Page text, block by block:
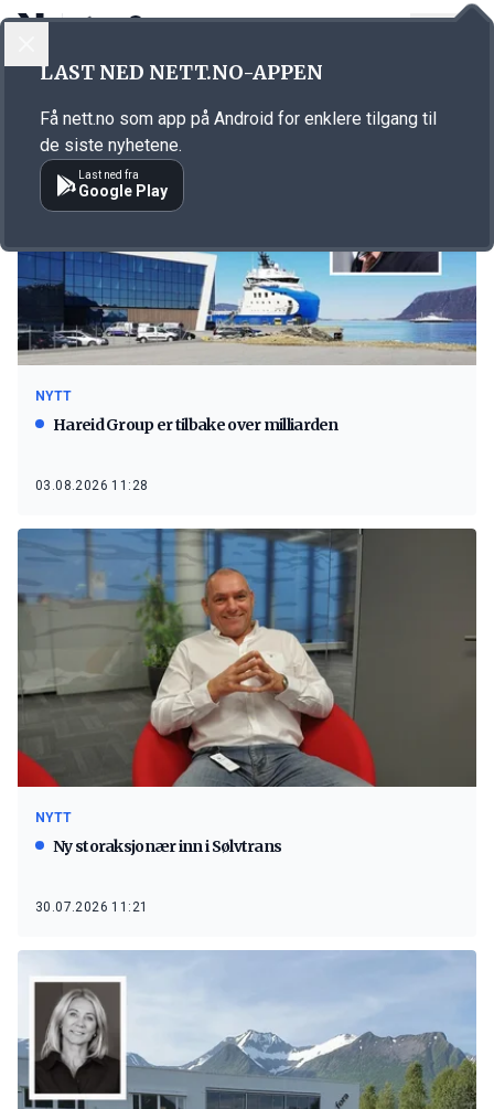
Emne: eigarskap
NYTT
Hareid Group er tilbake over milliarden
03.08.2026 11:28
NYTT
Ny storaksjonær inn i Sølvtrans
30.07.2026 11:21
LAST NED NETT.NO-APPEN
Få nett.no som app på Android for enklere tilgang til
de siste nyhetene.
Last ned fra
Google Play